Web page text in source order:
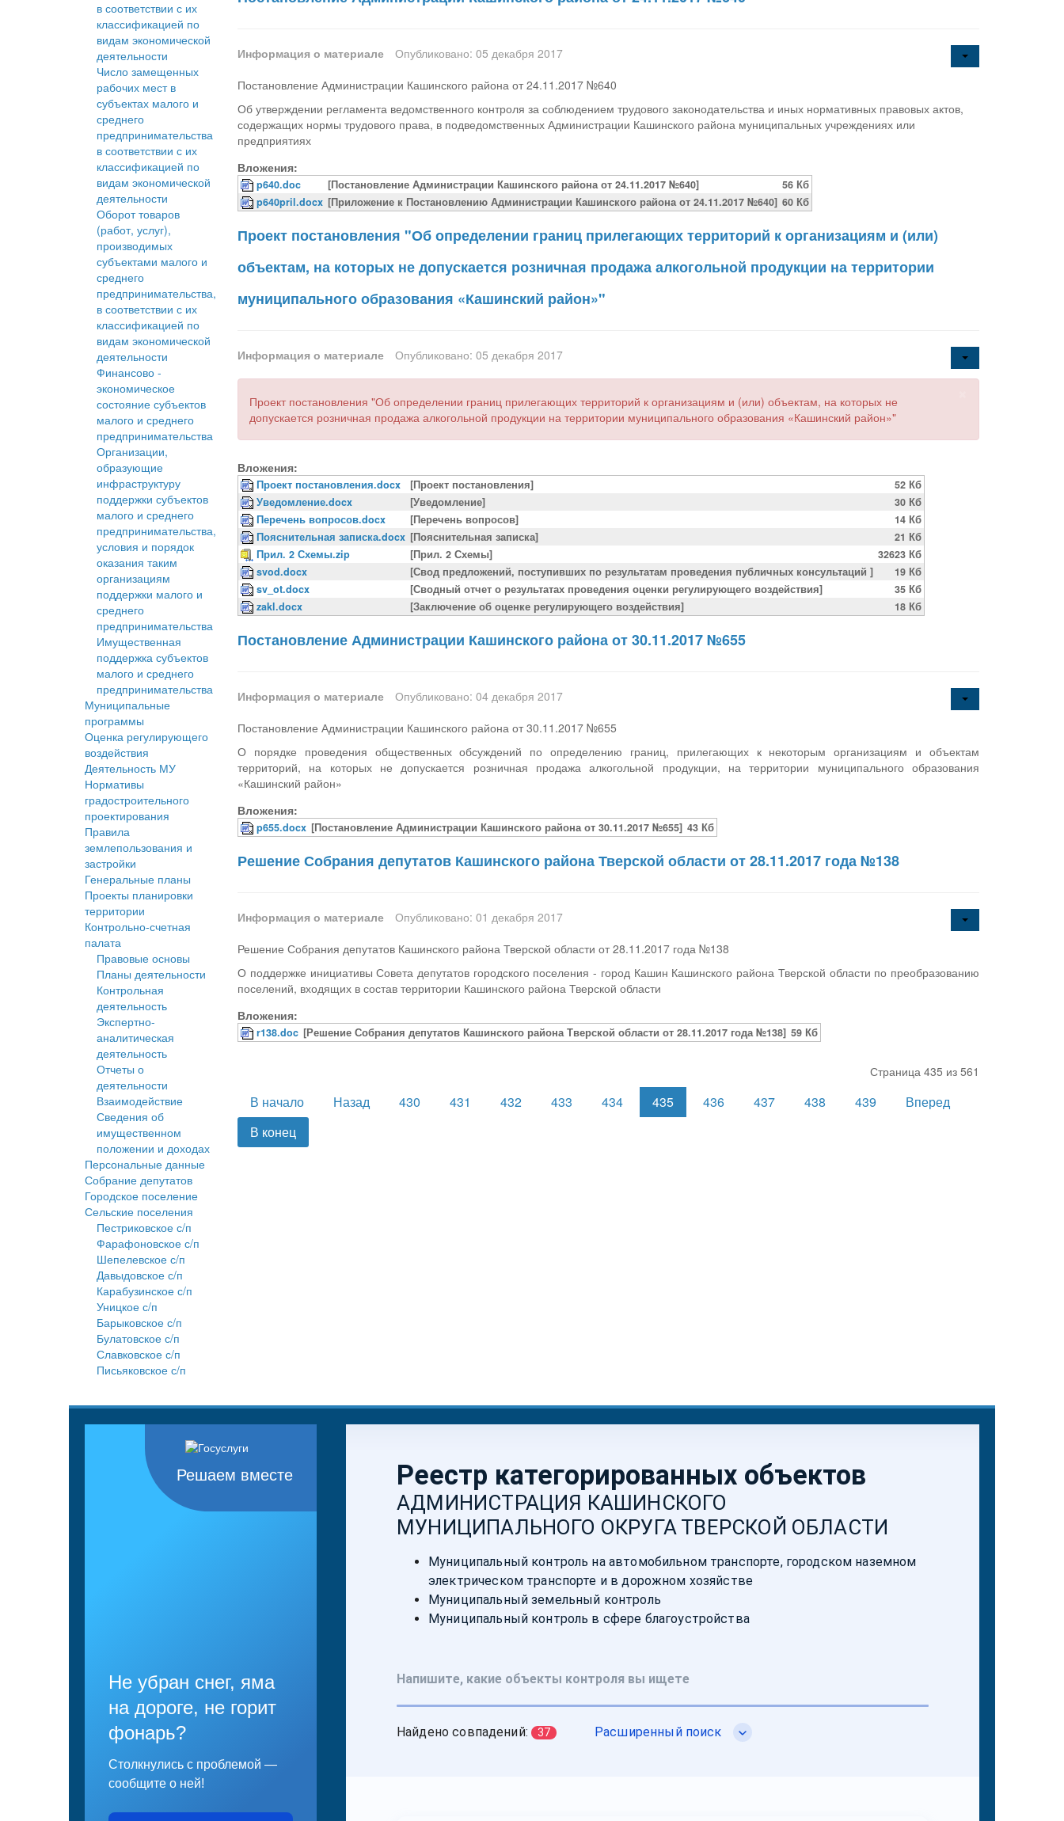
в соответствии с их
классификацией по
видам экономической
деятельности
Число замещенных
рабочих мест в
субъектах малого и
среднего
предпринимательства
в соответствии с их
классификацией по
видам экономической
деятельности
Оборот товаров
(работ, услуг),
производимых
субъектами малого и
среднего
предпринимательства,
в соответствии с их
классификацией по
видам экономической
деятельности
Финансово -
экономическое
состояние субъектов
малого и среднего
предпринимательства
Организации,
образующие
инфраструктуру
поддержки субъектов
малого и среднего
предпринимательства,
условия и порядок
оказания таким
организациям
поддержки малого и
среднего
предпринимательства
Имущественная
поддержка субъектов
малого и среднего
предпринимательства
Муниципальные
программы
Оценка регулирующего
воздействия
Деятельность МУ
Нормативы
градостроительного
проектирования
Правила
землепользования и
застройки
Генеральные планы
Проекты планировки
территории
Контрольно-счетная
палата
Правовые основы
Планы деятельности
Контрольная
деятельность
Экспертно-
аналитическая
деятельность
Отчеты о
деятельности
Взаимодействие
Сведения об
имущественном
положении и доходах
Персональные данные
Собрание депутатов
Городское поселение
Сельские поселения
Пестриковское с/п
Фарафоновское с/п
Шепелевское с/п
Давыдовское с/п
Карабузинское с/п
Уницкое с/п
Барыковское с/п
Булатовское с/п
Славковское с/п
Письяковское с/п
Информация о материале
Опубликовано: 05 декабря 2017
Постановление Администрации Кашинского района от 24.11.2017 №640
Об утверждении регламента ведомственного контроля за соблюдением трудового законодательства и иных нормативных правовых актов,
содержащих нормы трудового права, в подведомственных Администрации Кашинского района муниципальных учреждениях или
предприятиях
Вложения:
p640.doc [Постановление Администрации Кашинского района от 24.11.2017 №640]
56 Кб
p640pril.docx [Приложение к Постановлению Администрации Кашинского района от 24.11.2017 №640] 60 Кб
Проект постановления "Об определении границ прилегающих территорий к организациям и (или)
объектам, на которых не допускается розничная продажа алкогольной продукции на территории
муниципального образования «Кашинский район»"
Информация о материале Опубликовано: 05 декабря 2017
Проект постановления "Об определении границ прилегающих территорий к организациям и (или) объектам, на которых не
допускается розничная продажа алкогольной продукции на территории муниципального образования «Кашинский район»"
Вложения:
Проект постановления.docx [Проект постановления]
52 Кб
Уведомление.docx
[Уведомление]
30 Кб
Перечень вопросов.docx
[Перечень вопросов]
14 Кб
Пояснительная записка.docx [Пояснительная записка]
21 Кб
Прил. 2 Схемы.zip
[Прил. 2 Схемы]
32623 Кб
svod.docx
[Свод предложений, поступивших по результатам проведения публичных консультаций ]
19 Кб
sv_ot.docx
[Сводный отчет о результатах проведения оценки регулирующего воздействия]
35 Кб
zakl.docx
[Заключение об оценке регулирующего воздействия] 18 Кб
Постановление Администрации Кашинского района от 30.11.2017 №655
Информация о материале
Опубликовано: 04 декабря 2017
Постановление Администрации Кашинского района от 30.11.2017 №655
О порядке проведения общественных обсуждений по определению границ, прилегающих к некоторым организациям и объектам
территорий, на которых не допускается розничная продажа алкогольной продукции, на территории муниципального образования
«Кашинский район»
Вложения:
p655.docx [Постановление Администрации Кашинского района от 30.11.2017 №655] 43 Кб
Решение Собрания депутатов Кашинского района Тверской области от 28.11.2017 года №138
Информация о материале
Опубликовано: 01 декабря 2017
Решение Собрания депутатов Кашинского района Тверской области от 28.11.2017 года №138
О поддержке инициативы Совета депутатов городского поселения - город Кашин Кашинского района Тверской области по преобразованию
поселений, входящих в состав территории Кашинского района Тверской области
Вложения:
r138.doc [Решение Собрания депутатов Кашинского района Тверской области от 28.11.2017 года №138] 59 Кб
Страница 435 из 561
В начало Назад 430 431 432 433 434 435 436 437 438 439
Вперед
В конец
Решаем вместе
Не убран снег, яма
на дороге, не горит
фонарь?
Столкнулись с проблемой —
сообщите о ней!